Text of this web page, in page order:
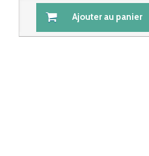
Ajouter au panier